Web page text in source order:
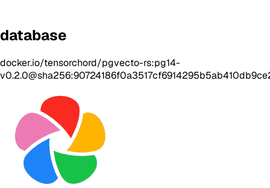
database
docker.io/tensorchord/pgvecto-rs:pg14-